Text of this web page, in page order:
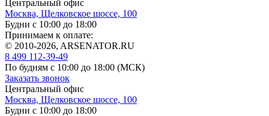
Центральный офис
Москва, Щелковское шоссе, 100
Будни с 10:00 до 18:00
Принимаем к оплате:
© 2010-2026, ARSENATOR.RU
8 499 112-39-49
По будням с 10:00 до 18:00 (МСК)
Заказать звонок
Центральный офис
Москва, Щелковское шоссе, 100
Будни с 10:00 до 18:00